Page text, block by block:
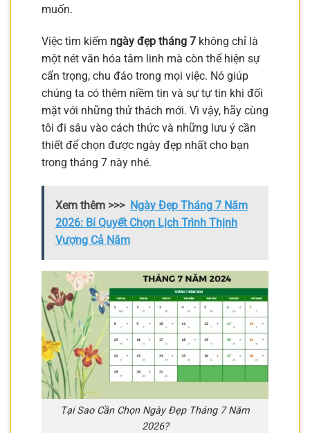
muốn.
Việc tìm kiếm ngày đẹp tháng 7 không chỉ là
một nét văn hóa tâm linh mà còn thể hiện sự
cẩn trọng, chu đáo trong mọi việc. Nó giúp
chúng ta có thêm niềm tin và sự tự tin khi đối
mặt với những thử thách mới. Vì vậy, hãy cùng
tôi đi sâu vào cách thức và những lưu ý cần
thiết để chọn được ngày đẹp nhất cho bạn
trong tháng 7 này nhé.
Xem thêm >>> Ngày Đẹp Tháng 7 Năm
2026: Bí Quyết Chọn Lịch Trình Thịnh
Vượng Cả Năm
Tại Sao Cần Chọn Ngày Đẹp Tháng 7 Năm
2026?